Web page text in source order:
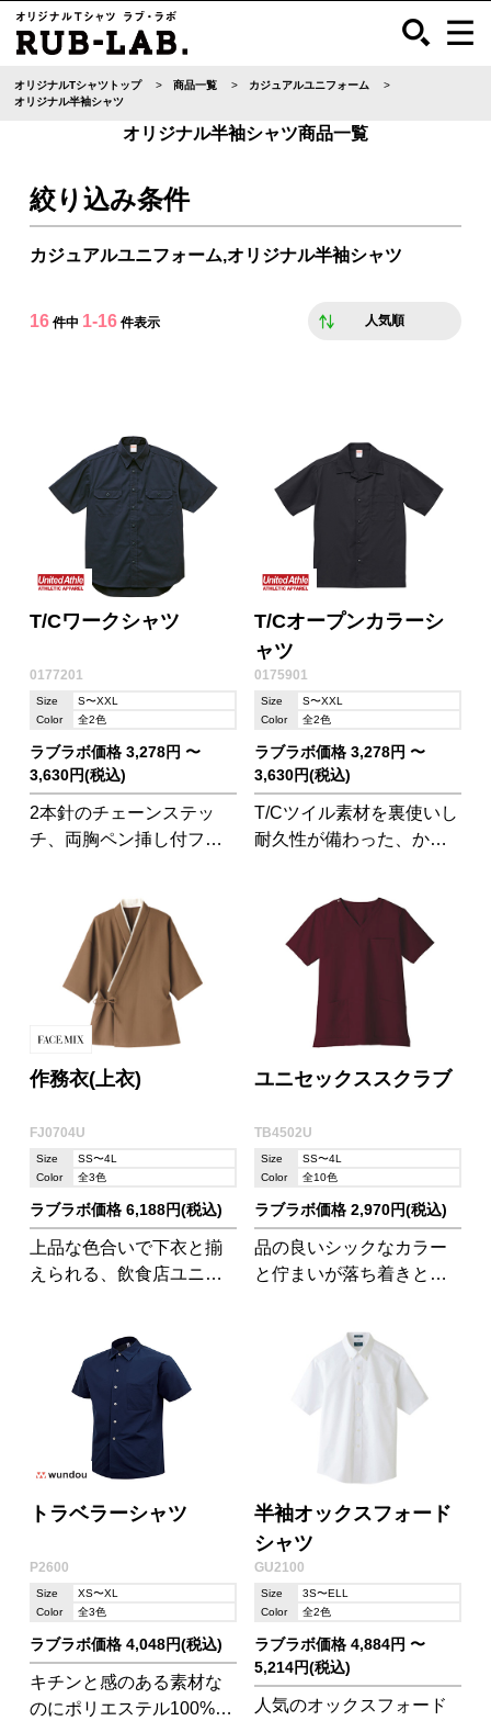
オリジナルTシャツトップ 商品一覧
カジュアルユニフォーム
オリジナル半袖シャツ
オリジナル半袖シャツ商品一覧
絞り込み条件
カジュアルユニフォーム,オリジナル半袖シャツ
16件中 1-16件表示 人気順
T/Cワークシャツ
0177201
Size
S〜XXL
Color
全2色
ラブラボ価格 3,278円 〜
3,630円(税込)
2本針のチェーンステッ
チ、両胸ペン挿し付フラ
製仕様がポイントです。
T/Cオープンカラーシ
ャツ
0175901
Size
S〜XXL
Color
全2色
ラブラボ価格 3,278円 〜
3,630円(税込)
T/Cツイル素材を裏使いし
耐久性が備わった、かろ
ツです。
作務衣(上衣)
FJ0704U
Size
SS〜4L
Color
全3色
ラブラボ価格 6,188円(税込)
上品な色合いで下衣と揃
えられる、飲食店ユニフ
ットつきです。
ユニセックススクラブ
TB4502U
Size
SS〜4L
Color
全10色
ラブラボ価格 2,970円(税込)
品の良いシックなカラー
と佇まいが落ち着きと信
トラベラーシャツ
P2600
Size
XS〜XL
Color
全3色
ラブラボ価格 4,048円(税込)
キチンと感のある素材な
のにポリエステル100%で
半袖オックスフォード
シャツ
GU2100
Size
3S〜ELL
Color
全2色
ラブラボ価格 4,884円 〜
5,214円(税込)
人気のオックスフォード